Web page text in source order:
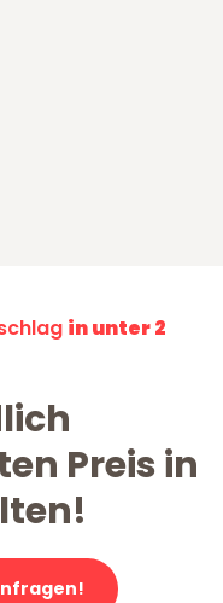
in unter 2
Preis in